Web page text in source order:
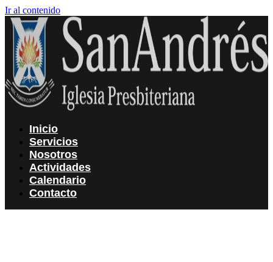
Ir al contenido
Inicio
Servicios
Nosotros
Actividades
Calendario
Contacto